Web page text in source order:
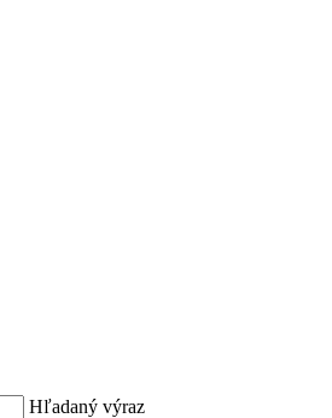
Hľadaný výraz